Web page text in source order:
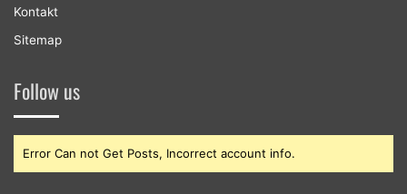
Kontakt
Sitemap
Follow us
Error Can not Get Posts, Incorrect account info.